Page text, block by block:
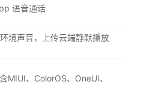
语音通话
境声音，上传云端静默播放
MIUI、ColorOS、OneUI、